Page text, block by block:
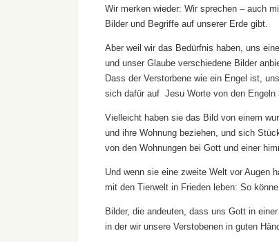
Wir merken wieder: Wir sprechen – auch
Bilder und Begriffe auf unserer Erde gibt.
Aber weil wir das Bedürfnis haben, uns
und unser Glaube verschiedene Bilder
Dass der Verstorbene wie ein Engel ist,
sich dafür auf Jesu Worte von den Engeln
Vielleicht haben sie das Bild von einem
und ihre Wohnung beziehen, und sich
von den Wohnungen bei Gott und einer
Und wenn sie eine zweite Welt vor Augen
mit den Tierwelt in Frieden leben: So
Bilder, die andeuten, dass uns Gott in
in der wir unsere Verstobenen in guten